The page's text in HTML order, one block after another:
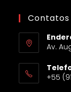
Contatos
Av.
+55